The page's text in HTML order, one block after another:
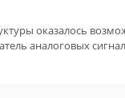
оказалось
аналоговых